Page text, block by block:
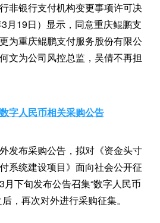
非银行支付机构变更事项许可决
月19日）显示，同意重庆鲲鹏支
为重庆鲲鹏支付服务股份有限公
文为公司风控总监，吴倩不再担
字人民币相关采购公告
发布采购公告，拟对《资金头寸
系统建设项目》面向社会公开征
下旬发布公告召集“数字人民币
，再次对外进行采购征集。